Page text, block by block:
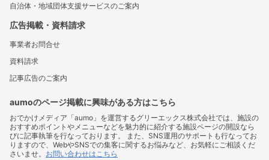
自治体・地域団体支援サービスのご案内
広告掲載・資料請求
事業者お問合せ
資料請求
記事広告のご案内
aumoのページ掲載に興味がある方はこちら
おでかけメディア「aumo」を運営するグリーエックス株式会社では、施設の
おすすめポイントやメニューなどを魅力的に紹介する施設ページの開設なら
びに記事執筆を行なっております。 また、SNS運用のサポートも行なってお
りますので、WebやSNSでの集客に関するお悩みなど、お気軽にご相談くだ
さいませ。 お問い合わせはこちら